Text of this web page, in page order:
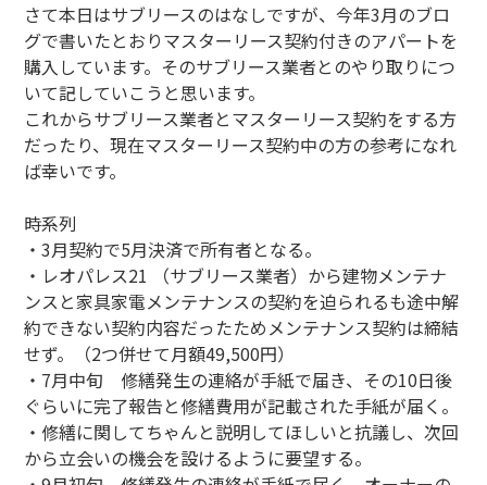
さて本日はサブリースのはなしですが、今年3月のブロ
グで書いたとおりマスターリース契約付きのアパートを
購入しています。そのサブリース業者とのやり取りにつ
いて記していこうと思います。
これからサブリース業者とマスターリース契約をする方
だったり、現在マスターリース契約中の方の参考になれ
ば幸いです。
時系列
・3月契約で5月決済で所有者となる。
・レオパレス21 （サブリース業者）から建物メンテナ
ンスと家具家電メンテナンスの契約を迫られるも途中解
約できない契約内容だったためメンテナンス契約は締結
せず。（2つ併せて月額49,500円）
・7月中旬 修繕発生の連絡が手紙で届き、その10日後
ぐらいに完了報告と修繕費用が記載された手紙が届く。
・修繕に関してちゃんと説明してほしいと抗議し、次回
から立会いの機会を設けるように要望する。